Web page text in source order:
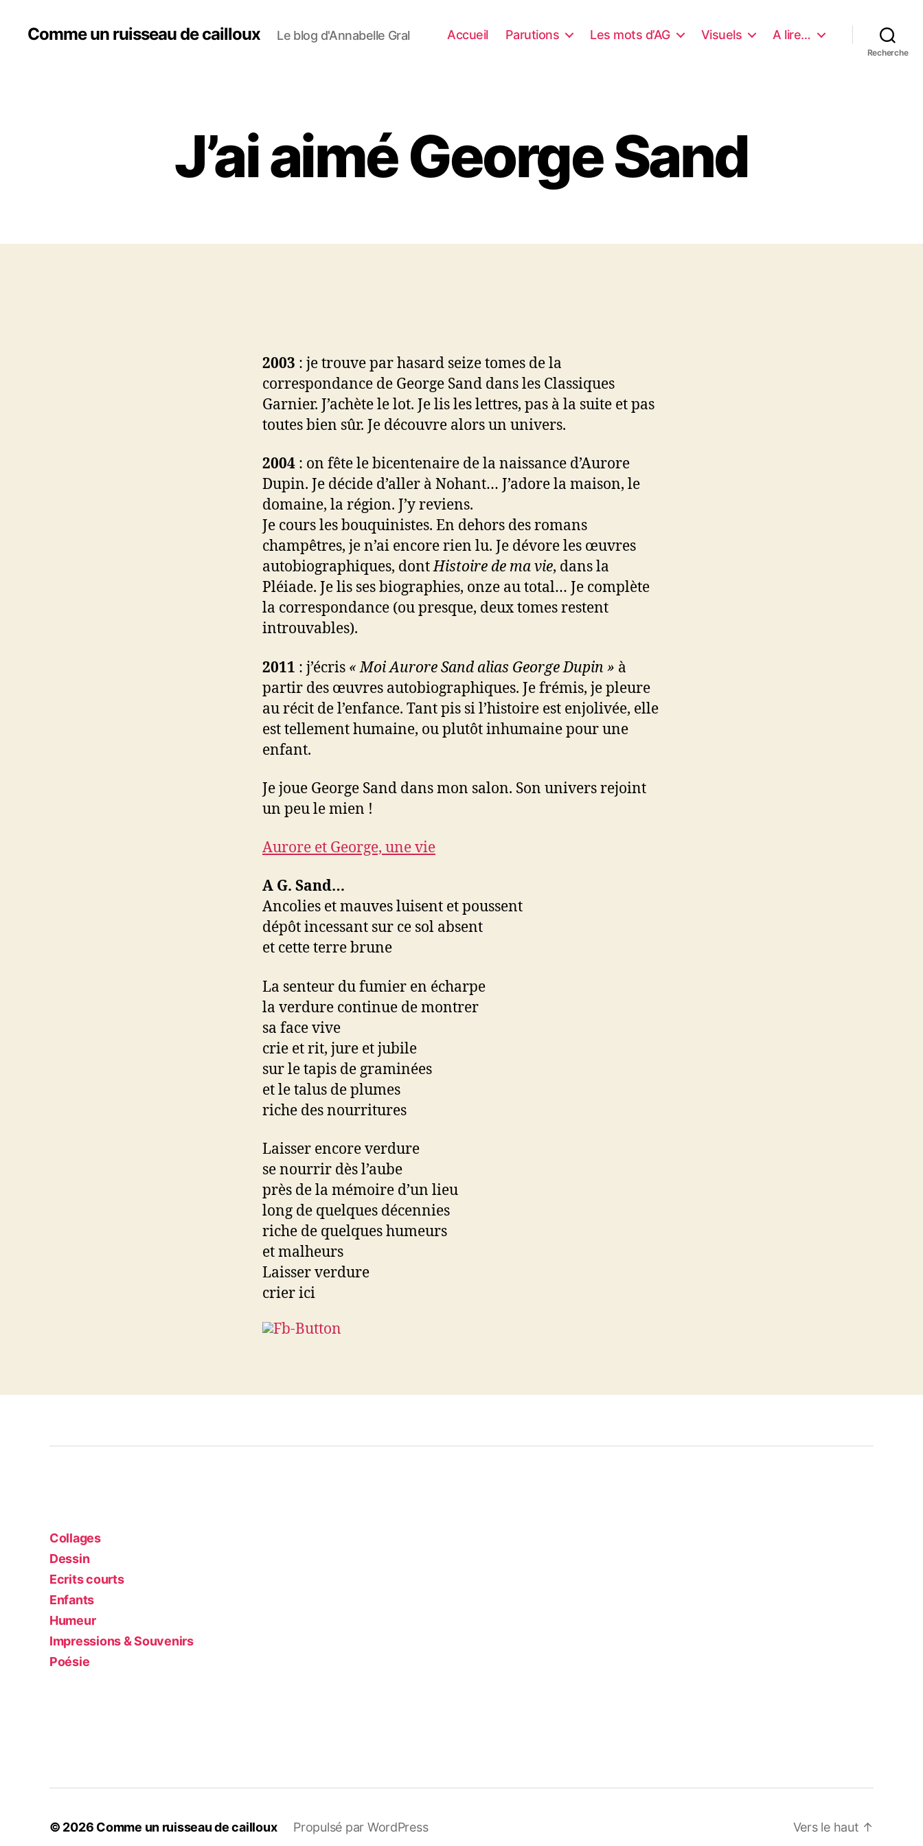
Comme un ruisseau de cailloux Le blog d'Annabelle Gral Accueil Parutions Les mots d’AG Visuels A lire…
Recherche
J’ai aimé George Sand
2003 : je trouve par hasard seize tomes de la
correspondance de George Sand dans les Classiques
Garnier. J’achète le lot. Je lis les lettres, pas à la suite et pas
toutes bien sûr. Je découvre alors un univers.
2004 : on fête le bicentenaire de la naissance d’Aurore
Dupin. Je décide d’aller à Nohant… J’adore la maison, le
domaine, la région. J’y reviens.
Je cours les bouquinistes. En dehors des romans
champêtres, je n’ai encore rien lu. Je dévore les œuvres
autobiographiques, dontHistoire de ma vie, dans la
Pléiade. Je lis ses biographies, onze au total… Je complète
la correspondance (ou presque, deux tomes restent
introuvables).
2011 : j’écris « Moi Aurore Sand alias George Dupin » à
partir des œuvres autobiographiques. Je frémis, je pleure
au récit de l’enfance. Tant pis si l’histoire est enjolivée, elle
est tellement humaine, ou plutôt inhumaine pour une
enfant.
Je joue George Sand dans mon salon. Son univers rejoint
un peu le mien !
Aurore et George, une vie
A G. Sand…
Ancolies et mauves luisent et poussent
dépôt incessant sur ce sol absent
et cette terre brune
La senteur du fumier en écharpe
la verdure continue de montrer
sa face vive
crie et rit, jure et jubile
sur le tapis de graminées
et le talus de plumes
riche des nourritures
Laisser encore verdure
se nourrir dès l’aube
près de la mémoire d’un lieu
long de quelques décennies
riche de quelques humeurs
et malheurs
Laisser verdure
crier ici
Collages
Dessin
Ecrits courts
Enfants
Humeur
Impressions & Souvenirs
Poésie
© 2026 Comme un ruisseau de cailloux Propulsé par WordPress Vers le haut ↑